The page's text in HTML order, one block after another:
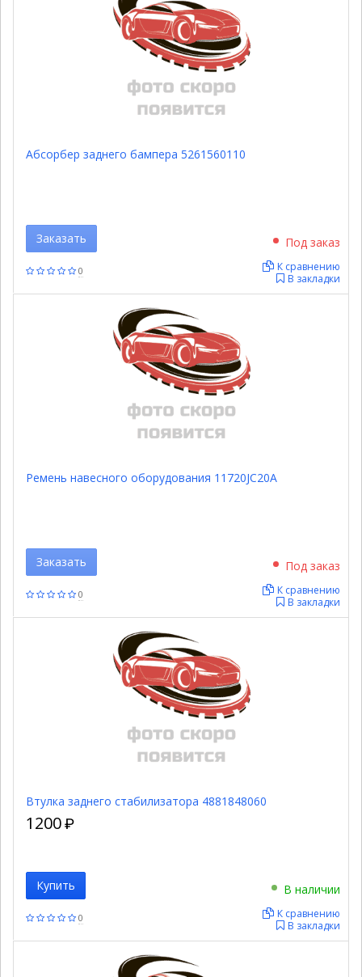
Абсорбер заднего бампера 5261560110
0
Под заказ
В закладки
К сравнению
Заказать
Ремень навесного оборудования 11720JC20A
0
Под заказ
В закладки
К сравнению
Заказать
Втулка заднего стабилизатора 4881848060
0
1200₽
В наличии
В закладки
К сравнению
Купить